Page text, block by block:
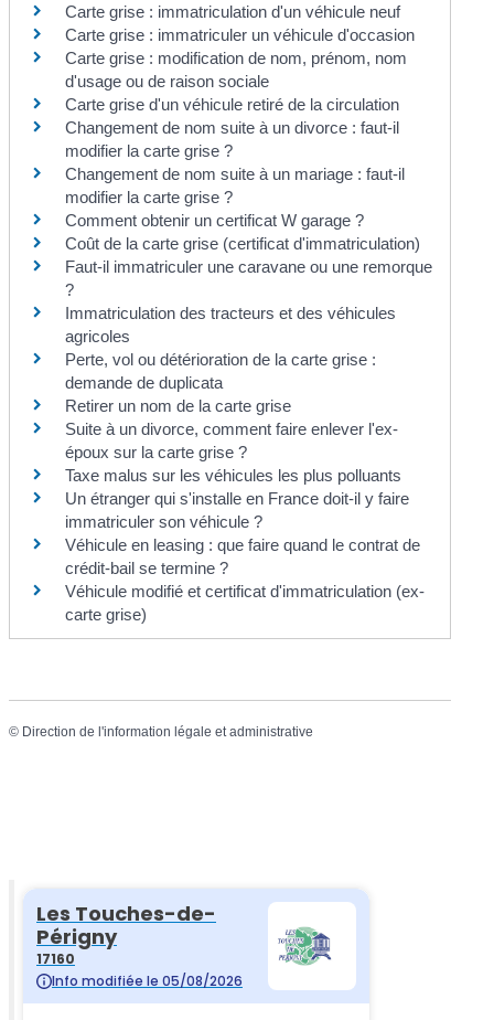
Carte grise : immatriculation d'un véhicule neuf
Carte grise : immatriculer un véhicule d'occasion
Carte grise : modification de nom, prénom, nom
d'usage ou de raison sociale
Carte grise d'un véhicule retiré de la circulation
Changement de nom suite à un divorce : faut-il
modifier la carte grise ?
Changement de nom suite à un mariage : faut-il
modifier la carte grise ?
Comment obtenir un certificat W garage ?
Coût de la carte grise (certificat d'immatriculation)
Faut-il immatriculer une caravane ou une remorque
?
Immatriculation des tracteurs et des véhicules
agricoles
Perte, vol ou détérioration de la carte grise :
demande de duplicata
Retirer un nom de la carte grise
Suite à un divorce, comment faire enlever l'ex-
époux sur la carte grise ?
Taxe malus sur les véhicules les plus polluants
Un étranger qui s'installe en France doit-il y faire
immatriculer son véhicule ?
Véhicule en leasing : que faire quand le contrat de
crédit-bail se termine ?
Véhicule modifié et certificat d'immatriculation (ex-
carte grise)
© Direction de l'information légale et administrative